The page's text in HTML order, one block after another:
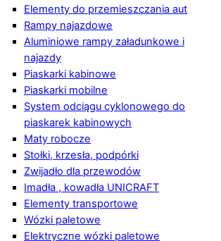
Elementy do przemieszczania aut
Rampy najazdowe
Aluminiowe rampy załadunkowe i
najazdy
Piaskarki kabinowe
Piaskarki mobilne
System odciągu cyklonowego do
piaskarek kabinowych
Maty robocze
Stołki, krzesła, podpórki
Zwijadło dla przewodów
Imadła , kowadła UNICRAFT
Elementy transportowe
Wózki paletowe
Elektryczne wózki paletowe